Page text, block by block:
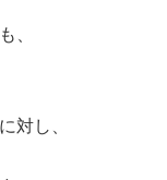
、
対し、